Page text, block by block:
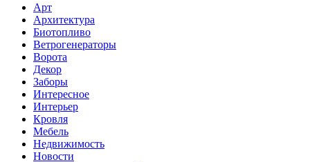
Арт
Архитектура
Биотопливо
Ветрогенераторы
Ворота
Декор
Заборы
Интересное
Интерьер
Кровля
Мебель
Недвижимость
Новости